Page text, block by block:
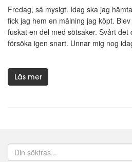
Fredag, så mysigt. Idag ska jag
fick jag hem en målning jag köpt.
fuskat en del med sötsaker. Svårt det
försöka igen snart. Unnar mig nog
Läs mer